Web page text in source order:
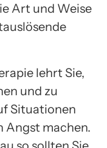
Art und Weise
lehrt Sie,
und zu
Situationen
Angst machen.